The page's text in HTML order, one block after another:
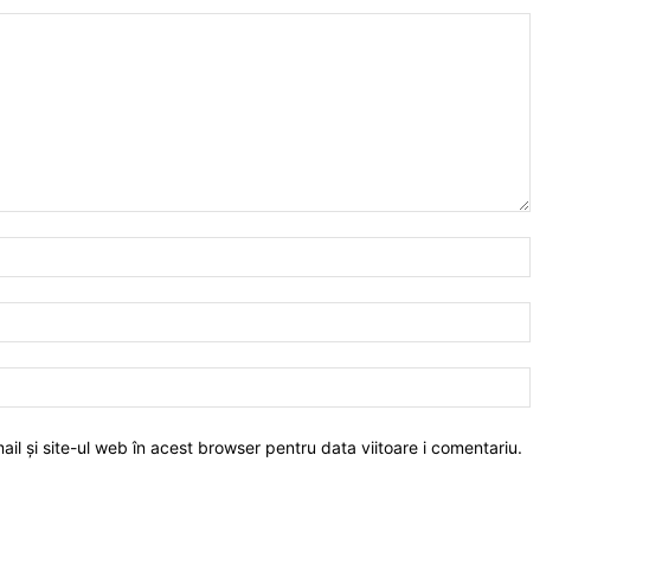
și site-ul web în acest browser pentru data viitoare i comentariu.